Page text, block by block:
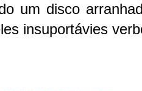
um disco
insuportávies